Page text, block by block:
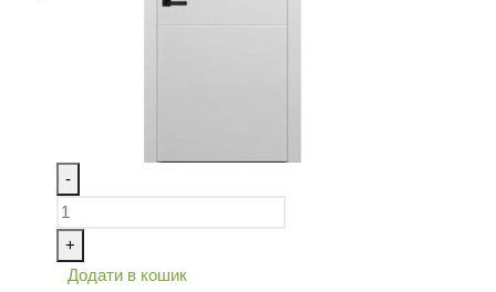
-
+
Додати в кошик